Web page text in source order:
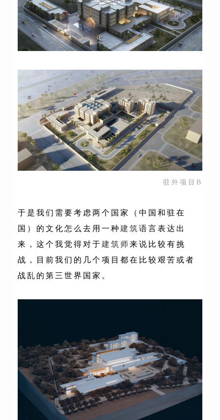
驻外项目B
于是我们需要考虑两个国家（中国和驻在
国）的文化怎么去用一种 建筑语言表达出
来，这个我觉得对于建筑师来说比较有挑
战，目前我们的几个项目都在比较艰苦或者
战乱的第三世界国家。